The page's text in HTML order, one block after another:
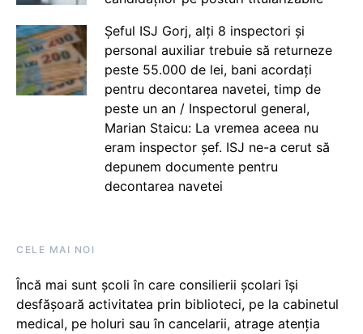
Șeful ISJ Gorj, alți 8 inspectori și
personal auxiliar trebuie să returneze
peste 55.000 de lei, bani acordați
pentru decontarea navetei, timp de
peste un an / Inspectorul general,
Marian Staicu: La vremea aceea nu
eram inspector șef. ISJ ne-a cerut să
depunem documente pentru
decontarea navetei
CELE MAI NOI
Încă mai sunt școli în care consilierii școlari își
desfășoară activitatea prin biblioteci, pe la cabinetul
medical, pe holuri sau în cancelarii, atrage atenția